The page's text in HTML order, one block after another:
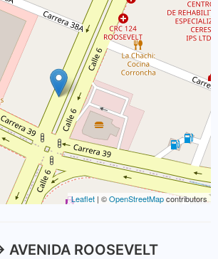
Leaflet | ©OpenStreetMapcontributors
ROOSEVELT